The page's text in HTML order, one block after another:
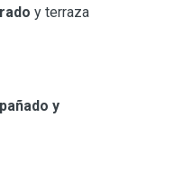
y terraza
y